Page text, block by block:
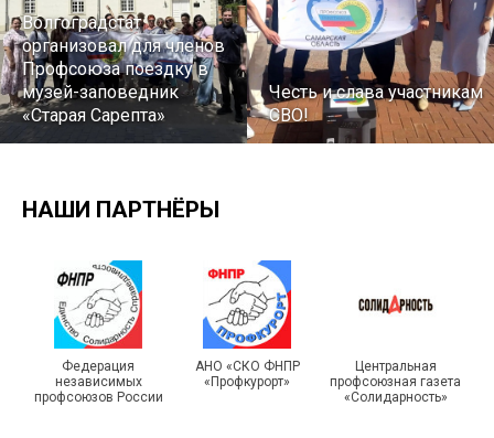
Волгоградстат
организовал для членов
Профсоюза поездку в
музей-заповедник
«Старая Сарепта»
Честь и слава участникам
СВО!
IX Туристический слёт
Московской городской
организации Профсоюза
Турслет и Спартакиада –
праздники спорта и
туризма прошли в Омской
области
НАШИ ПАРТНЁРЫ
Федерация
независимых
профсоюзов России
АНО «СКО ФНПР
«Профкурорт»
Центральная
профсоюзная газета
«Солидарность»